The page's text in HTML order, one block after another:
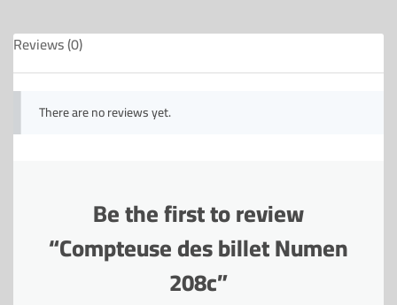
Reviews (0)
There are no reviews yet.
Be the first to review
“Compteuse des billet Numen
208c”